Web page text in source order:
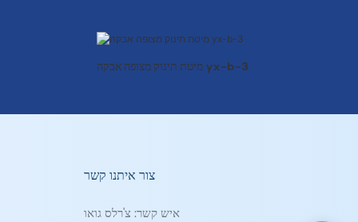
מיטת תינוק מצופה אבקה yx-b-3
צור איתנו קשר
איש קשר: צ'רלס גואו